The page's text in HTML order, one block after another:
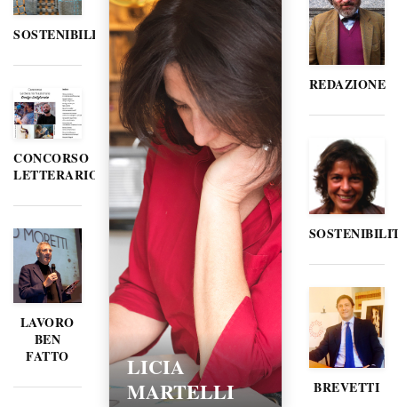
SOSTENIBILITÀ
CONCORSO
LETTERARIO
LAVORO
BEN
FATTO
LICIA
MARTELLI
REDAZIONE
BREVETTI